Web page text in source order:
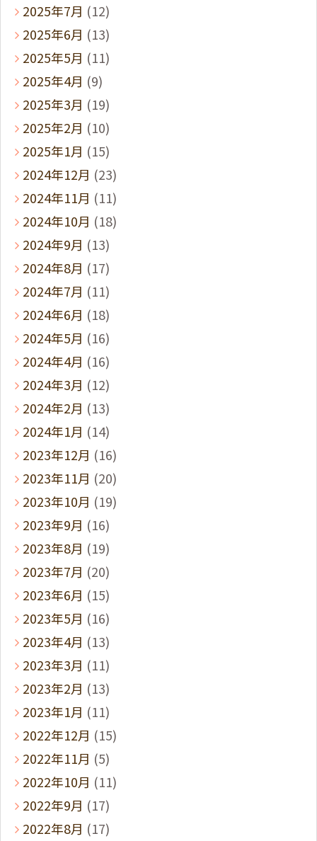
2025年7月 (12)
2025年6月 (13)
2025年5月 (11)
2025年4月 (9)
2025年3月 (19)
2025年2月 (10)
2025年1月 (15)
2024年12月 (23)
2024年11月 (11)
2024年10月 (18)
2024年9月 (13)
2024年8月 (17)
2024年7月 (11)
2024年6月 (18)
2024年5月 (16)
2024年4月 (16)
2024年3月 (12)
2024年2月 (13)
2024年1月 (14)
2023年12月 (16)
2023年11月 (20)
2023年10月 (19)
2023年9月 (16)
2023年8月 (19)
2023年7月 (20)
2023年6月 (15)
2023年5月 (16)
2023年4月 (13)
2023年3月 (11)
2023年2月 (13)
2023年1月 (11)
2022年12月 (15)
2022年11月 (5)
2022年10月 (11)
2022年9月 (17)
2022年8月 (17)